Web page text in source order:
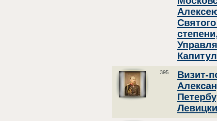
395
Визит-